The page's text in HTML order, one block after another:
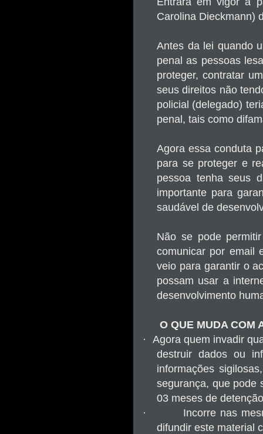
Carolina Dieckmann)
Antes da lei quando
penal as pessoas
proteger, contratar
seus direitos não
policial (delegado)
penal, tais como
Agora essa conduta
para se proteger e
pessoa tenha seus
importante para
saudável de
Não se pode
comunicar por email
veio para garantir o
possam usar a
desenvolvimento
O QUE MUDA COM
·
Agora quem invadir
destruir dados ou
informações
segurança, que pode
03 meses de
·
Incorre nas
difundir este material